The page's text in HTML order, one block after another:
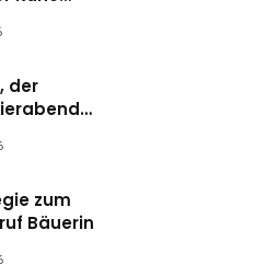
der
zum
Bäuerin